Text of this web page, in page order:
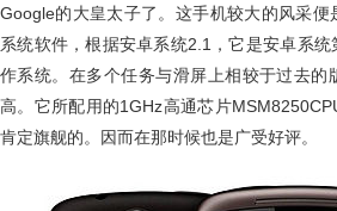
Google的大皇太子了。这手机较大的风采便
系统软件，根据安卓系统2.1，它是安卓系
作系统。在多个任务与滑屏上相较于过去的
高。它所配用的1GHz高通芯片
肯定旗舰的。因而在那时候也是广受好评。